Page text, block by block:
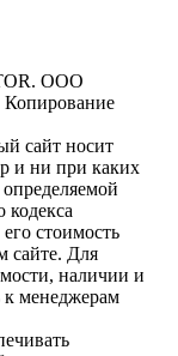
ООО
сайт носит
и ни при каких
стоимость
сайте. Для
наличии и
к менеджерам